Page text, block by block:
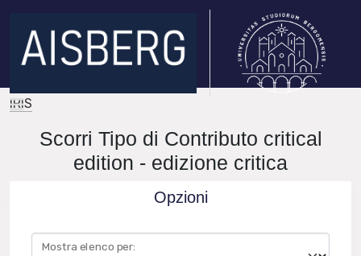
IRIS
Scorri Tipo di Contributo critical
edition - edizione critica
Opzioni
Mostra elenco per: